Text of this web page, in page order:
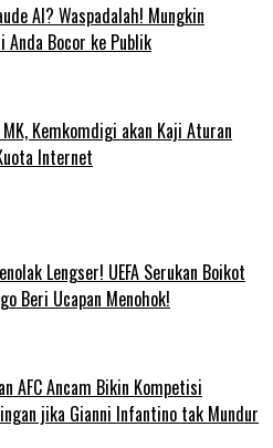
AI? Waspadalah! Mungkin
Anda Bocor ke Publik
Kemkomdigi akan Kaji Aturan
Internet
Lengser! UEFA Serukan Boikot
Beri Ucapan Menohok!
AFC Ancam Bikin Kompetisi
jika Gianni Infantino tak Mundur